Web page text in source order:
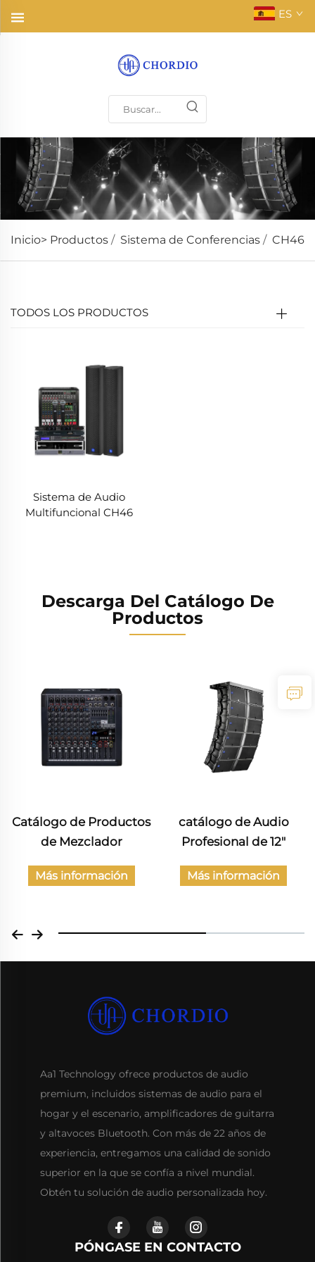
ES
Inicio> Productos / Sistema de Conferencias / CH46
TODOS LOS PRODUCTOS
Sistema de Audio
Multifuncional CH46
Descarga Del Catálogo De
Productos
Catálogo de Productos
de Mezclador
Más información
catálogo de Audio
Profesional de 12"
Más información
Aa1 Technology ofrece productos de audio
premium, incluidos sistemas de audio para el
hogar y el escenario, amplificadores de guitarra
y altavoces Bluetooth. Con más de 22 años de
experiencia, entregamos una calidad de sonido
superior en la que se confía a nivel mundial.
Obtén tu solución de audio personalizada hoy.
PÓNGASE EN CONTACTO